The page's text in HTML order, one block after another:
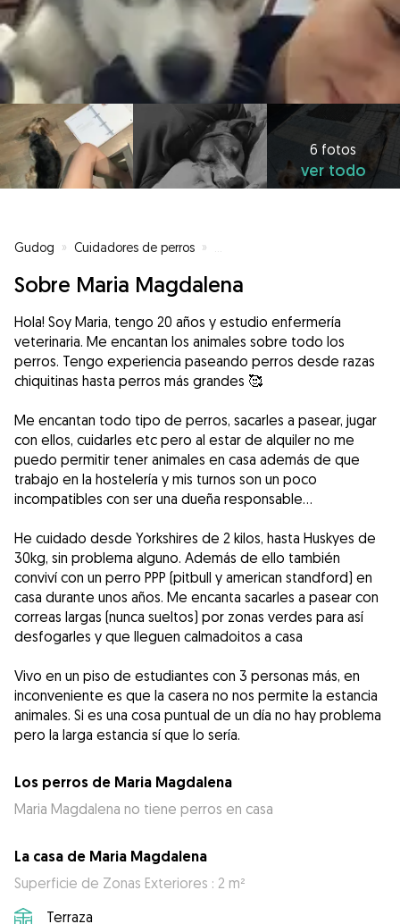
6 fotos
ver todo
Gudog » Cuidadores de perros »
Sobre Maria Magdalena
Hola! Soy Maria, tengo 20 años y estudio enfermería
veterinaria. Me encantan los animales sobre todo los
perros. Tengo experiencia paseando perros desde razas
chiquitinas hasta perros más grandes 🥰
Me encantan todo tipo de perros, sacarles a pasear, jugar
con ellos, cuidarles etc pero al estar de alquiler no me
puedo permitir tener animales en casa además de que
trabajo en la hostelería y mis turnos son un poco
incompatibles con ser una dueña responsable…
He cuidado desde Yorkshires de 2 kilos, hasta Huskyes de
30kg, sin problema alguno. Además de ello también
conviví con un perro PPP (pitbull y american standford) en
casa durante unos años. Me encanta sacarles a pasear con
correas largas (nunca sueltos) por zonas verdes para así
desfogarles y que lleguen calmadoitos a casa
Vivo en un piso de estudiantes con 3 personas más, en
inconveniente es que la casera no nos permite la estancia
animales. Si es una cosa puntual de un día no hay problema
pero la larga estancia sí que lo sería.
Los perros de Maria Magdalena
Maria Magdalena no tiene perros en casa
La casa de Maria Magdalena
Superficie de Zonas Exteriores : 2 m²
Terraza